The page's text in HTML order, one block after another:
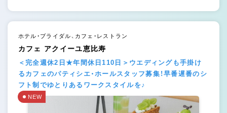
ホテル・ブライダル、カフェ・レストラン
カフェ アクイーユ恵比寿
＜完全週休2日★年間休日110日＞ウエディングも手掛け
るカフェのパティシエ・ホールスタッフ募集！早番遅番のシ
フト制でゆとりあるワークスタイルを♪
NEW